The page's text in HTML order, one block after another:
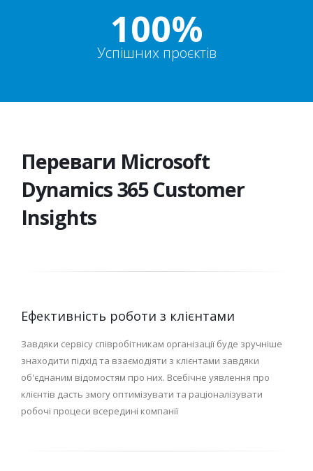
100%
Успішних проєктів
Переваги Microsoft
Dynamics 365 Customer
Insights
Ефективність роботи з клієнтами
Завдяки сервісу співробітникам організації буде зручніше
знаходити підхід та взаємодіяти з клієнтами завдяки
об'єднаним відомостям про них. Всебічне уявлення про
клієнтів дасть змогу оптимізувати та раціоналізувати
робочі процеси всередині компанії